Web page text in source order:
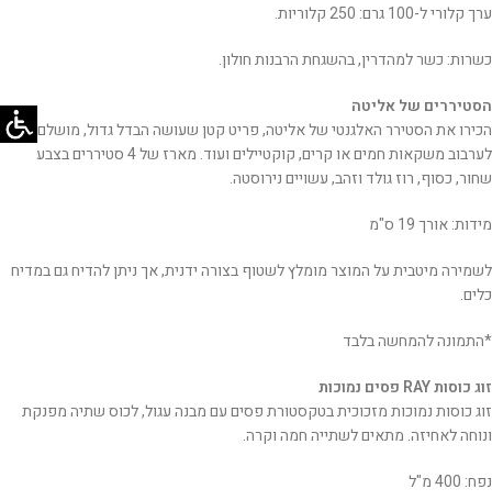
ערך קלורי ל-100 גרם: 250 קלוריות.
כשרות: כשר למהדרין, בהשגחת הרבנות חולון.
הסטיררים של אליטה
הכירו את הסטירר האלגנטי של אליטה, פריט קטן שעושה הבדל גדול, מושלם
לערבוב משקאות חמים או קרים, קוקטיילים ועוד. מארז של 4 סטיררים בצבע
שחור, כסוף, רוז גולד וזהב, עשויים נירוסטה.
מידות: אורך 19 ס"מ
לשמירה מיטבית על המוצר מומלץ לשטוף בצורה ידנית, אך ניתן להדיח גם במדיח
כלים.
*התמונה להמחשה בלבד
זוג כוסות RAY פסים נמוכות
זוג כוסות נמוכות מזכוכית בטקסטורת פסים עם מבנה עגול, לכוס שתיה מפנקת
ונוחה לאחיזה. מתאים לשתייה חמה וקרה.
נפח: 400 מ"ל